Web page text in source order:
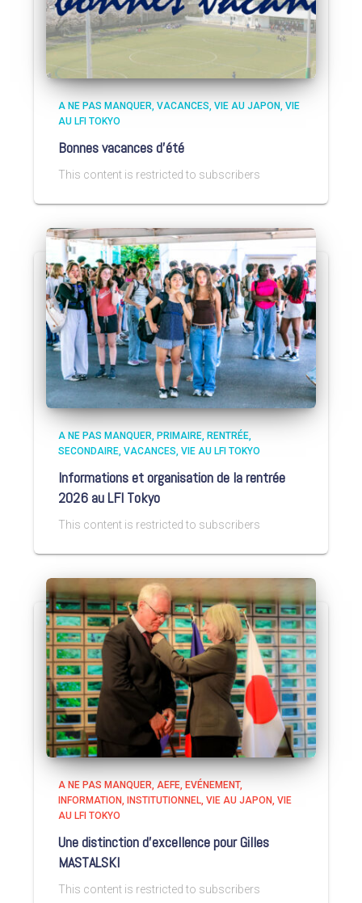
A NE PAS MANQUER VACANCES VIE AU JAPON VIE
AU LFI TOKYO
Bonnes vacances d’été
This content is restricted to subscribers
A NE PAS MANQUER PRIMAIRE RENTRÉE
SECONDAIRE VACANCES VIE AU LFI TOKYO
Informations et organisation de la rentrée
2026 au LFI Tokyo
This content is restricted to subscribers
A NE PAS MANQUER AEFE EVÉNEMENT
INFORMATION
INSTITUTIONNEL VIE AU JAPON VIE
AU LFI TOKYO
Une distinction d’excellence pour Gilles
MASTALSKI
This content is restricted to subscribers